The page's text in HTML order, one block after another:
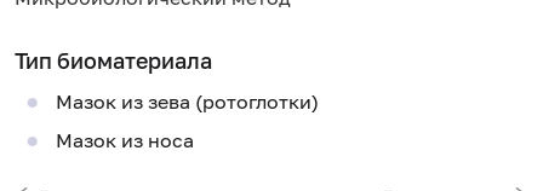
Тип биоматериала
Мазок из зева (ротоглотки)
Мазок из носа